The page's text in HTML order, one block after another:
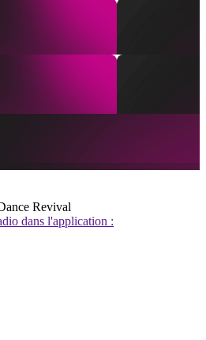
Revival
dans l'application :